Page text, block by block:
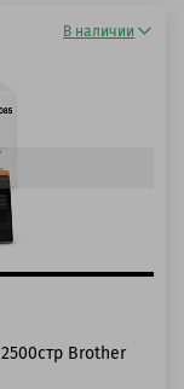
В наличии
Brother